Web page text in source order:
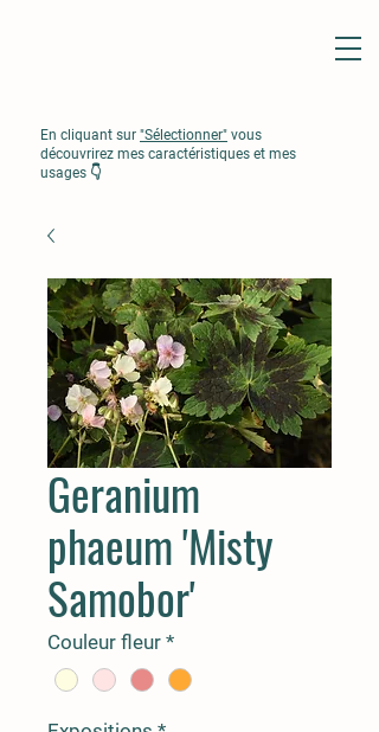
En cliquant sur "Sélectionner" vous
découvrirez mes caractéristiques et mes
usages 👇
Geranium
phaeum 'Misty
Samobor'
Couleur fleur *